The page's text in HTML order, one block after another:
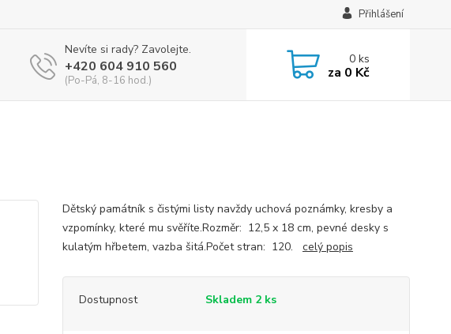
Přihlášení
Nevíte si rady? Zavolejte.
+420 604 910 560
(Po-Pá, 8-16 hod.)
0ks
za 0 Kč
Dětský památník s čistými listy navždy uchová poznámky, kresby a
vzpomínky, které mu svěříte.Rozměr: 12,5 x 18 cm, pevné desky s
kulatým hřbetem, vazba šitá.Počet stran: 120. celý popis
Dostupnost Skladem 2 ks